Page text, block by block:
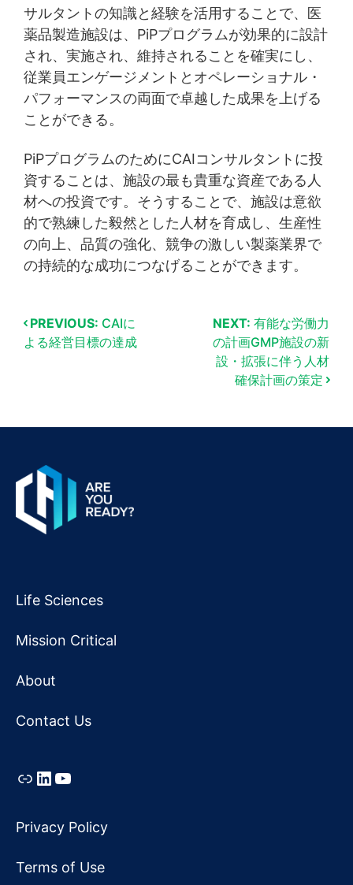
サルタントの知識と経験を活用することで、医
薬品製造施設は、PiPプログラムが効果的に設計
され、実施され、維持されることを確実にし、
従業員エンゲージメントとオペレーショナル・
パフォーマンスの両面で卓越した成果を上げる
ことができる。
PiPプログラムのためにCAIコンサルタントに投
資することは、施設の最も貴重な資産である人
材への投資です。そうすることで、施設は意欲
的で熟練した毅然とした人材を育成し、生産性
の向上、品質の強化、競争の激しい製薬業界で
の持続的な成功につなげることができます。
PREVIOUS: CAIに
よる経営目標の達成
NEXT: 有能な労働力
の計画GMP施設の新
設・拡張に伴う人材
確保計画の策定
Life Sciences
Mission Critical
About
Contact Us
LinkLinkedIn
YouTube
Privacy Policy
Terms of Use